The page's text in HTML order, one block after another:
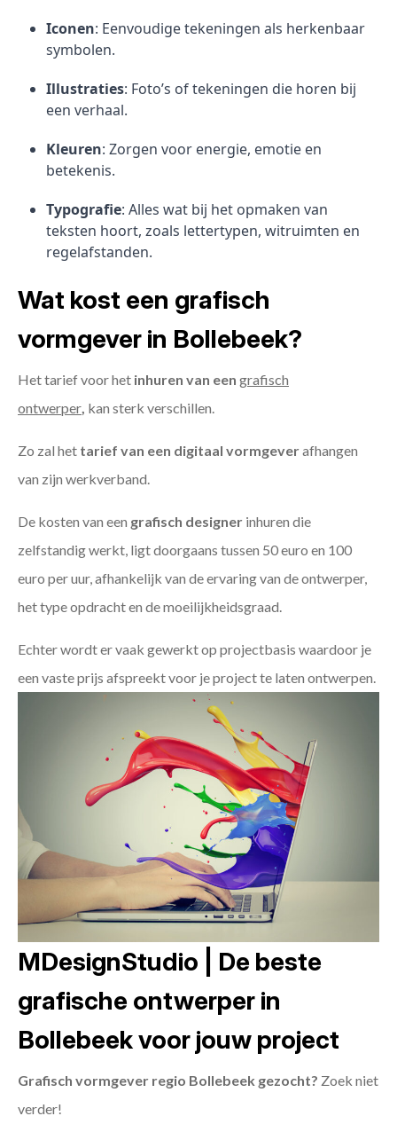
Iconen: Eenvoudige tekeningen als herkenbaar
symbolen.
Illustraties: Foto’s of tekeningen die horen bij
een verhaal.
Kleuren: Zorgen voor energie, emotie en
betekenis.
Typografie: Alles wat bij het opmaken van
teksten hoort, zoals lettertypen, witruimten en
regelafstanden.
Wat kost een grafisch
vormgever in Bollebeek?
Het tarief voor het inhuren van een grafisch
ontwerper kan sterk verschillen.
Zo zal het tarief van een digitaal vormgeverafhangen
van zijn werkverband.
De kosten van een grafisch designer inhuren die
zelfstandig werkt, ligt doorgaans tussen 50 euro en 100
euro per uur, afhankelijk van de ervaring van de ontwerper,
het type opdracht en de moeilijkheidsgraad.
Echter wordt er vaak gewerkt op projectbasis waardoor je
een vaste prijs afspreekt voor je project te laten ontwerpen.
MDesignStudio | De beste
grafische ontwerper in
Bollebeek voor jouw project
Grafisch vormgever regio Bollebeek gezocht? Zoek niet
verder!